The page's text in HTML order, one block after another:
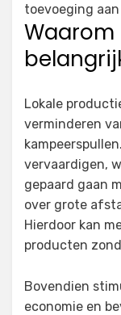
toevoeging
Lokale
verminderen
vervaardigen,
gepaard gaan
over grote
Hierdoor kan
producten
Bovendien
economie en